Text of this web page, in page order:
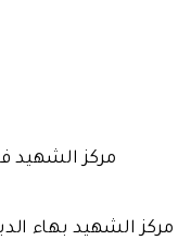
مركز الشهيد
مركز الشهيد بهاء